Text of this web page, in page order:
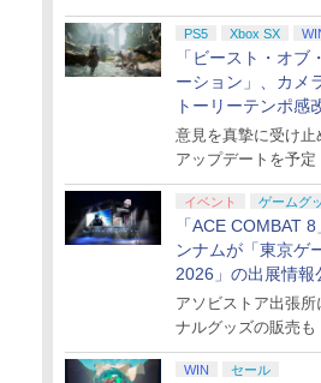
PS5 Xbox SX
「ビースト・オブ
ーション」、カメ
トーリーテンポ感
アプデを1週間以
意見を真摯に受け止
アップデートを予定
イベント ゲームグ
「ACE COMBAT
ンナムが「東京ゲ
2026」の出展情報
アソビストア出張所
ナルグッズの販売も
WIN セール